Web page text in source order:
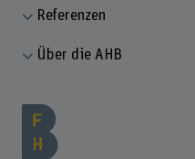
Referenzen
Über die AHB